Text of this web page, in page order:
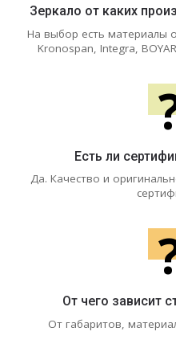
Зеркало от каких
На выбор есть материалы
Kronospan, Integra,
Есть ли
Да. Качество и
От чего зависит
От габаритов,